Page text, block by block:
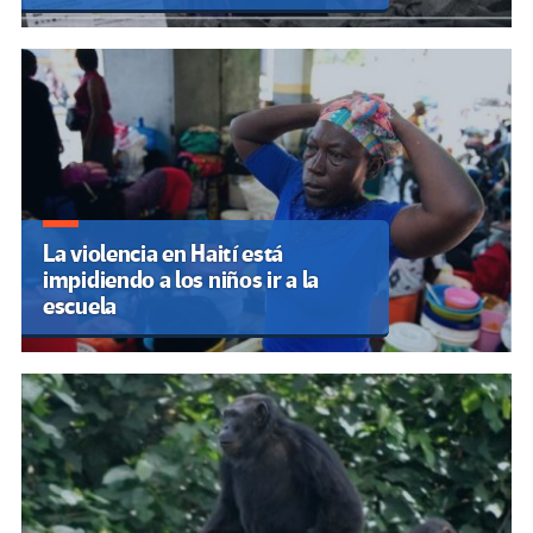
La violencia en Haití está
impidiendo a los niños ir a la
escuela